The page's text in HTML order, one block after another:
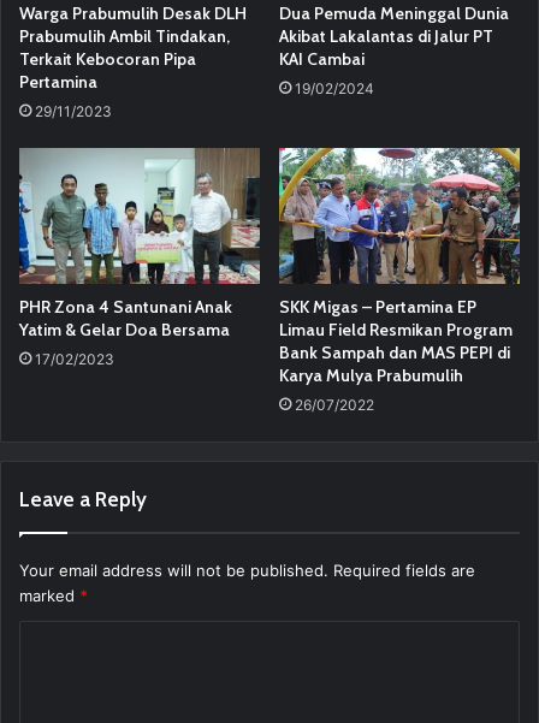
Warga Prabumulih Desak DLH
Prabumulih Ambil Tindakan,
Terkait Kebocoran Pipa
Pertamina
29/11/2023
Dua Pemuda Meninggal Dunia
Akibat Lakalantas di Jalur PT
KAI Cambai
19/02/2024
PHR Zona 4 Santunani Anak
Yatim & Gelar Doa Bersama
17/02/2023
SKK Migas – Pertamina EP
Limau Field Resmikan Program
Bank Sampah dan MAS PEPI di
Karya Mulya Prabumulih
26/07/2022
Leave a Reply
Your email address will not be published. Required fields are
marked *